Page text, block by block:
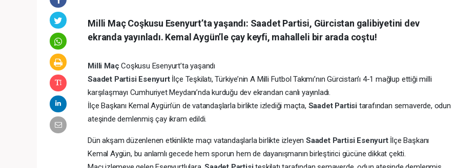
Milli Maç Coşkusu Esenyurt’ta yaşandı: Saadet Partisi, Gürcistan galibiyetini dev
ekranda yayınladı. Kemal Aygün’le çay keyfi, mahalleli bir arada coştu!
Milli MaçCoşkusu Esenyurt’ta yaşandı
Saadet Partisi Esenyurt İlçe Teşkilatı, Türkiye’nin A Milli Futbol Takımı’nın Gürcistan’ı 4-1 mağlup ettiği milli
karşılaşmayı Cumhuriyet Meydanı’nda kurduğu dev ekrandan canlı yayınladı.
İlçe Başkanı Kemal Aygün’ün de vatandaşlarla birlikte izlediği maçta, Saadet Partisi tarafından semaverde, odun
ateşinde demlenmiş çay ikram edildi.
Dün akşam düzenlenen etkinlikte maçı vatandaşlarla birlikte izleyenSaadet Partisi Esenyurt İlçe Başkanı
Kemal Aygün, bu anlamlı gecede hem sporun hem de dayanışmanın birleştirici gücüne dikkat çekti.